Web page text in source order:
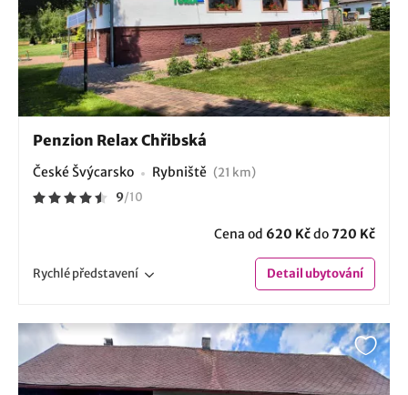
Penzion Relax Chřibská
České Švýcarsko Rybniště (21 km)
9/10
Cena od 620 Kčdo720 Kč
Rychlépředstavení Detailubytování